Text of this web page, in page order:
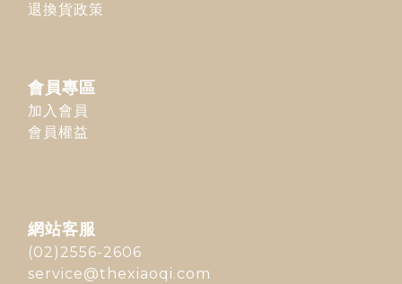
退換貨政策
會員專區
加入會員
會員權益
網站客服
(02)2556-2606
service@thexiaoqi.com